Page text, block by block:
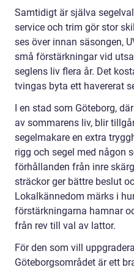
Samtidigt är själva
service och trim gör stor
ses över innan säsongen,
små förstärkningar vid
seglens liv flera år. Det
tvingas byta ett havererat
I en stad som Göteborg,
av sommarens liv, blir
segelmakare en extra
rigg och segel med någon
förhållanden från inre
sträckor ger bättre beslut
Lokalkännedom märks i
förstärkningarna hamnar
från rev till val av lattor.
För den som vill
Göteborgsområdet är ett